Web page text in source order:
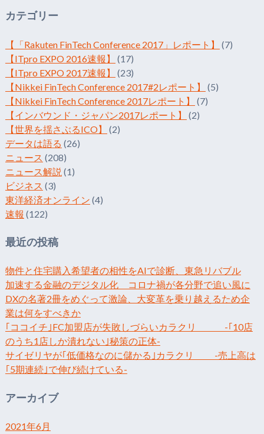
カテゴリー
【「Rakuten FinTech Conference 2017」レポート】
(7)
【ITpro EXPO 2016速報】
(17)
【ITpro EXPO 2017速報】
(23)
【Nikkei FinTech Conference 2017#2レポート】
(5)
【Nikkei FinTech Conference 2017レポート】
(7)
【インバウンド・ジャパン2017レポート】
(2)
【世界を揺さぶるICO】
(2)
データは語る (26)
ニュース (208)
ニュース解説 (1)
ビジネス (3)
東洋経済オンライン (4)
速報 (122)
最近の投稿
物件と住宅購入希望者の相性をAIで診断、東急リバブル
加速する金融のデジタル化 コロナ禍が各分野で追い風に
DXの名著2冊をめぐって激論、大変革を乗り越えるため企
業は何をすべきか
｢ココイチ｣FC加盟店が失敗しづらいカラクリ -｢10店
のうち1店しか潰れない｣秘策の正体-
サイゼリヤが｢低価格なのに儲かる｣カラクリ -売上高は
｢5期連続｣で伸び続けている-
アーカイブ
2021年6月